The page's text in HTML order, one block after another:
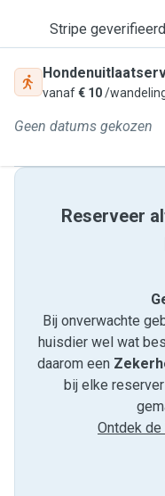
Stripe geverifieerd
vanaf€ 10/
Geen datums gekozen
Reserveer
Bij onverwachte
huisdier wel wat
daarom een
bij elke
Ontdek